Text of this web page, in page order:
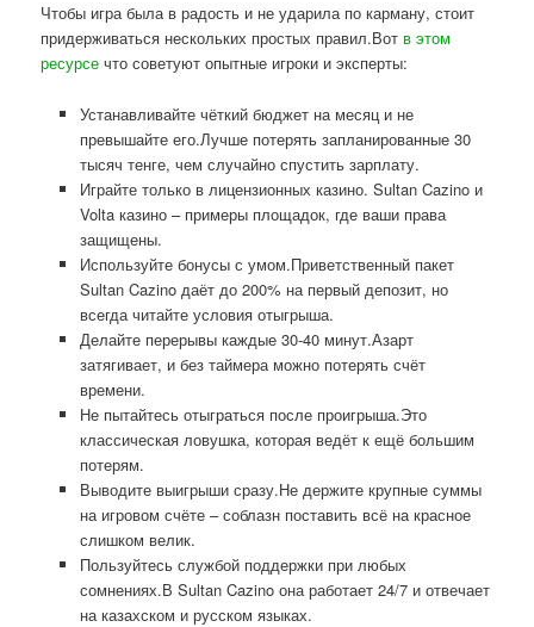
Чтобы игра была в радость и не ударила по карману, стоит
придерживаться нескольких простых правил.Вотв этом
ресурсе что советуют опытные игроки и эксперты:
Устанавливайте чёткий бюджет на месяц и не
превышайте его.Лучше потерять запланированные 30
тысяч тенге, чем случайно спустить зарплату.
Играйте только в лицензионных казино. Sultan Cazino и
Volta казино – примеры площадок, где ваши права
защищены.
Используйте бонусы с умом.Приветственный пакет
Sultan Cazino даёт до 200% на первый депозит, но
всегда читайте условия отыгрыша.
Делайте перерывы каждые 30-40 минут.Азарт
затягивает, и без таймера можно потерять счёт
времени.
Не пытайтесь отыграться после проигрыша.Это
классическая ловушка, которая ведёт к ещё большим
потерям.
Выводите выигрыши сразу.Не держите крупные суммы
на игровом счёте – соблазн поставить всё на красное
слишком велик.
Пользуйтесь службой поддержки при любых
сомнениях.В Sultan Cazino она работает 24/7 и отвечает
на казахском и русском языках.